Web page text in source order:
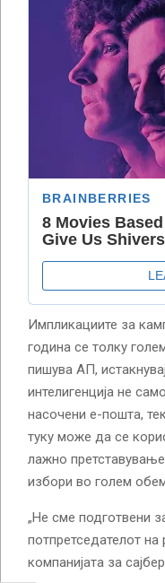
Импликациите за
година се толку
пишува АП,
интелигенција не
насочени е-пошта,
туку може да се
лажно
избори во голем
„Не сме подготвени
потпретседателот
компанијата за